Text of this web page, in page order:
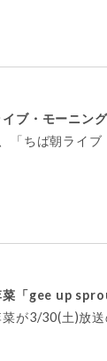
ブ・モーニン
「ちば朝ライ
菜「gee up
が3/30(土)放